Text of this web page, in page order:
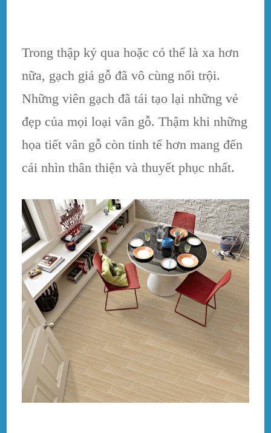
Trong thập kỷ qua hoặc có thể là xa hơn
nữa, gạch giả gỗ đã vô cùng nổi trội.
Những viên gạch đã tái tạo lại những vẻ
đẹp của mọi loại vân gỗ. Thậm khi những
họa tiết vân gỗ còn tinh tế hơn mang đến
cái nhìn thân thiện và thuyết phục nhất.